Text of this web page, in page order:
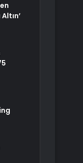
Altın’